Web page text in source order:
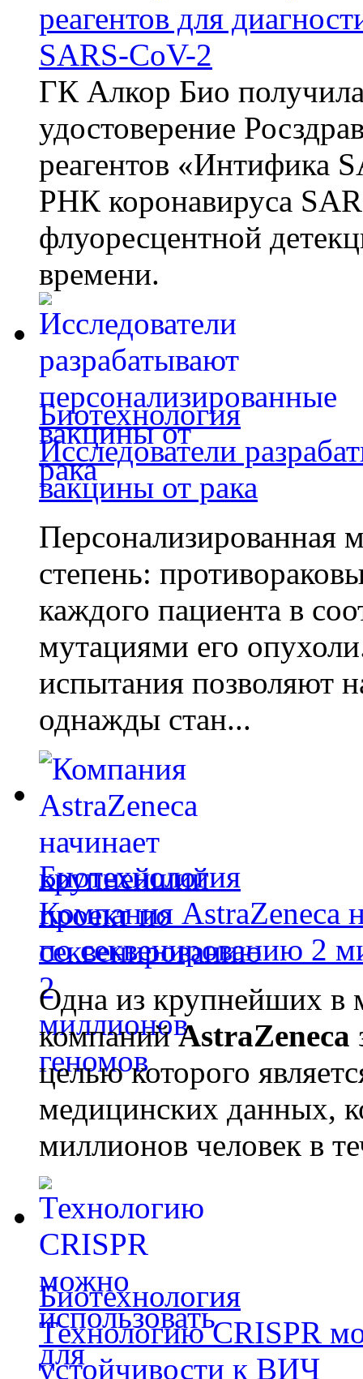
реагентов для
SARS-CoV-2
ГК Алкор Био
удостоверение
реагентов «Интифика
РНК коронавируса
флуоресцентной
времени.
Биотехнология
Исследователи
вакцины от рака
Персонализированная
степень:
каждого пациента в
мутациями его
испытания позволяют
однажды стан...
Биотехнология
Компания AstraZeneca
по секвенированию 2
Одна из крупнейших в
компанийAstraZeneca
целью которого
медицинских данных,
миллионов человек в
Биотехнология
Технологию CRISPR
устойчивости к ВИЧ